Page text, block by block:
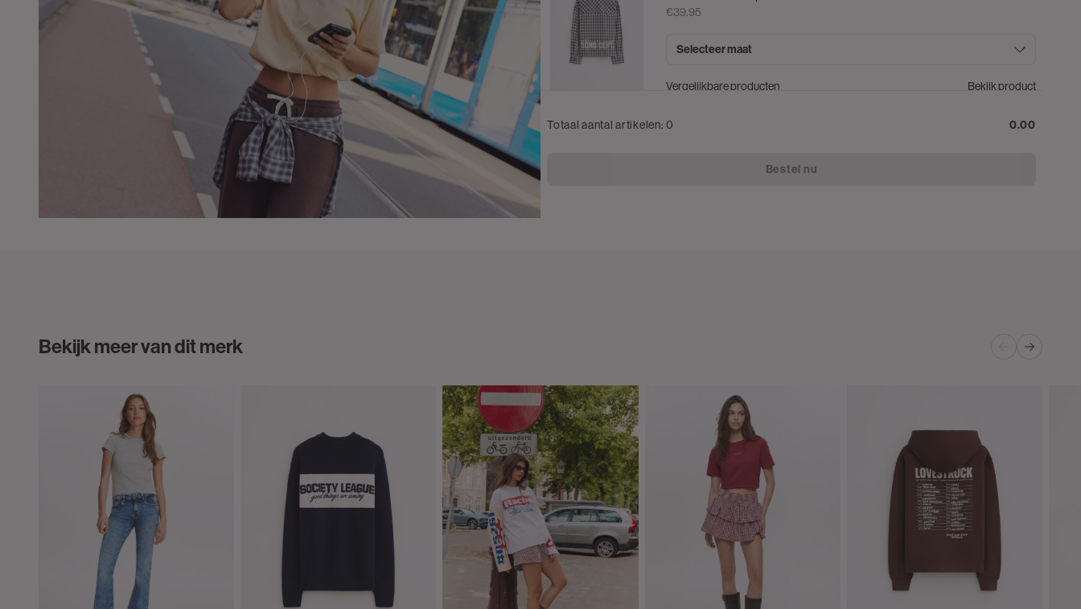
€39.95
Selecteer maat
Vergelijkbare producten Bekijk product
Totaal aantal artikelen:0 0.00
Bestel nu
Bekijk meer van dit merk